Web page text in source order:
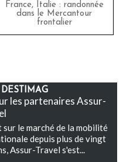
France, Italie : randonnée
dans le Mercantour
frontalier
les partenaires Assur-
sur le marché de la mobilité
depuis plus de vingt
Assur-Travel s'est...